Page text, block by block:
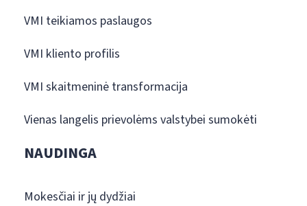
VMI teikiamos paslaugos
VMI kliento profilis
VMI skaitmeninė transformacija
Vienas langelis prievolėms valstybei sumokėti
NAUDINGA
Mokesčiai ir jų dydžiai